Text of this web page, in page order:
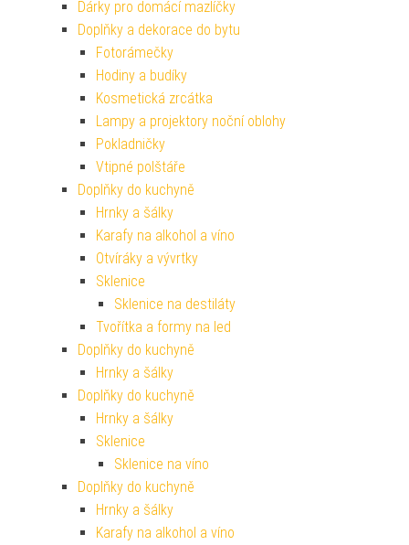
Dárky pro domácí mazlíčky
Doplňky a dekorace do bytu
Fotorámečky
Hodiny a budíky
Kosmetická zrcátka
Lampy a projektory noční oblohy
Pokladničky
Vtipné polštáře
Doplňky do kuchyně
Hrnky a šálky
Karafy na alkohol a víno
Otvíráky a vývrtky
Sklenice
Sklenice na destiláty
Tvořítka a formy na led
Doplňky do kuchyně
Hrnky a šálky
Doplňky do kuchyně
Hrnky a šálky
Sklenice
Sklenice na víno
Doplňky do kuchyně
Hrnky a šálky
Karafy na alkohol a víno